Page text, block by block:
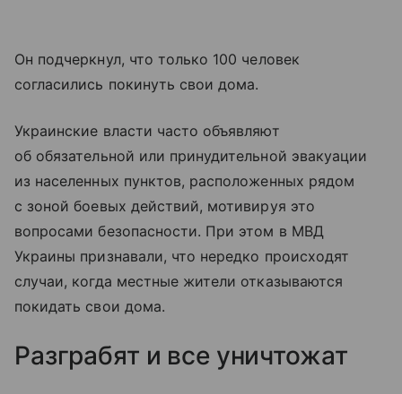
Он подчеркнул, что только 100 человек
согласились покинуть свои дома.
Украинские власти часто объявляют
об обязательной или принудительной эвакуации
из населенных пунктов, расположенных рядом
с зоной боевых действий, мотивируя это
вопросами безопасности. При этом в МВД
Украины признавали, что нередко происходят
случаи, когда местные жители отказываются
покидать свои дома.
Разграбят и все уничтожат